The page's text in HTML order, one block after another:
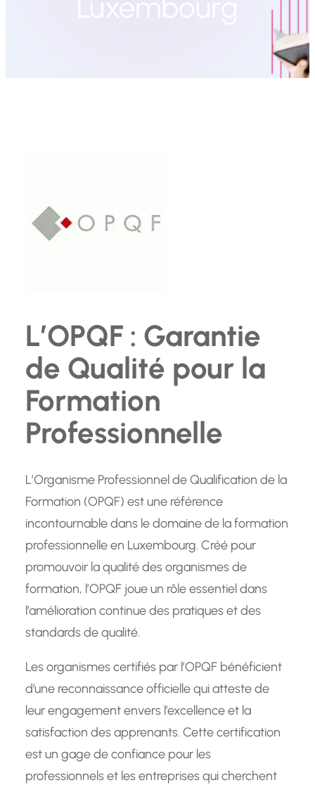
L’OPQF : Garantie
de Qualité pour la
Formation
Professionnelle
L’Organisme Professionnel de Qualification de la
Formation (OPQF) est une référence
incontournable dans le domaine de la formation
professionnelle en Luxembourg. Créé pour
promouvoir la qualité des organismes de
formation, l’OPQF joue un rôle essentiel dans
l’amélioration continue des pratiques et des
standards de qualité.
Les organismes certifiés par l’OPQF bénéficient
d’une reconnaissance officielle qui atteste de
leur engagement envers l’excellence et la
satisfaction des apprenants. Cette certification
est un gage de confiance pour les
professionnels et les entreprises qui cherchent